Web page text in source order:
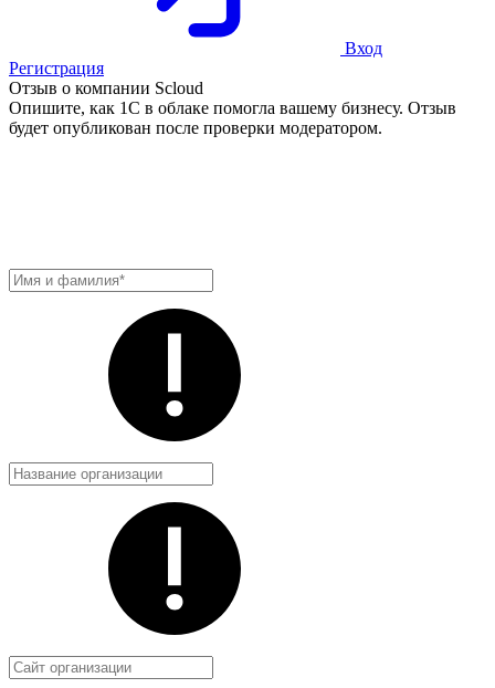
Вход
Регистрация
Отзыв о компании Scloud
Опишите, как 1С в облаке помогла вашему бизнесу. Отзыв
будет опубликован после проверки модератором.